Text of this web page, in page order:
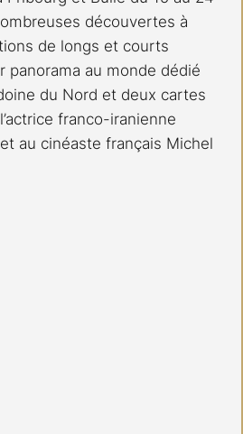
découvertes à
de longs et courts
panorama au monde dédié
du Nord et deux cartes
franco-iranienne
au cinéaste français Michel